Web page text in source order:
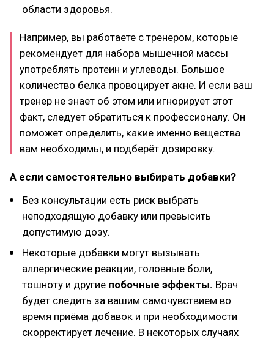
области здоровья.
Например, вы работаете с тренером, которые
рекомендует для набора мышечной массы
употреблять протеин и углеводы. Большое
количество белка провоцирует акне. И если ваш
тренер не знает об этом или игнорирует этот
факт, следует обратиться к профессионалу. Он
поможет определить, какие именно вещества
вам необходимы, и подберёт дозировку.
А если самостоятельно выбирать добавки?
Без консультации есть риск выбрать
неподходящую добавку или превысить
допустимую дозу.
Некоторые добавки могут вызывать
аллергические реакции, головные боли,
тошноту и другие побочные эффекты. Врач
будет следить за вашим самочувствием во
время приёма добавок и при необходимости
скорректирует лечение. В некоторых случаях